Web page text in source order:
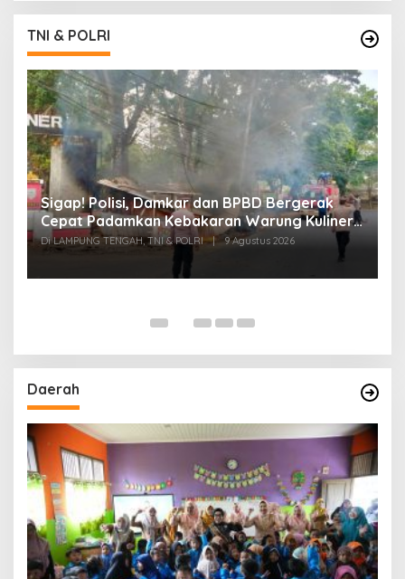
TNI & POLRI
Sigap! Polisi, Damkar dan BPBD Bergerak
Cepat Padamkan Kebakaran Warung Kuliner
di Prosida Bandar Jaya
Di LAMPUNG TENGAH, TNI & POLRI | 9 Agustus 2026
Daerah